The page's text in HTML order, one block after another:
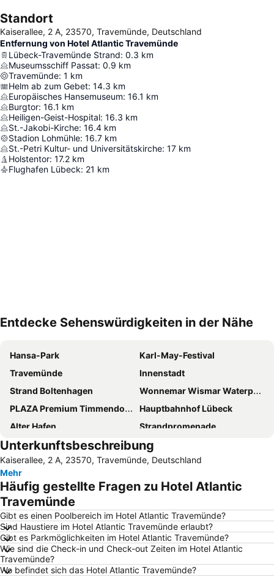
Standort
Kaiserallee, 2 A, 23570, Travemünde, Deutschland
Entfernung von Hotel Atlantic Travemünde
Lübeck-Travemünde Strand: 0.3 km
Museumsschiff Passat: 0.9 km
Travemünde: 1 km
Helm ab zum Gebet: 14.3 km
Europäisches Hansemuseum: 16.1 km
Burgtor: 16.1 km
Heiligen-Geist-Hospital: 16.3 km
St.-Jakobi-Kirche: 16.4 km
Stadion Lohmühle: 16.7 km
St.-Petri Kultur- und Universitätskirche: 17 km
Holstentor: 17.2 km
Flughafen Lübeck: 21 km
Entdecke Sehenswürdigkeiten in der Nähe
Hansa-Park
Karl-May-Festival
Travemünde
Innenstadt
Strand Boltenhagen
Wonnemar Wismar Waterpark and Spa
PLAZA Premium Timmendorfer Strand
Hauptbahnhof Lübeck
Alter Hafen
Strandpromenade
Ratzeburger See
Ostseebad Boltenhagen Strandklinik
Lübecker Weihnachtsmarkt
Kalkberghöhlen
Lake Selent
Musik- und Kongreßhalle Lübeck
Timmendorf - Poel
Niendorfer Hafentage und Fischmarkt
Holstentor
Altstadt
Skandinavienkai
Ostsee-Therme
Deutsche smart Beach-Volleyball Meisterschaften
Seeblick
Wismar West
Unterkunftsbeschreibung
Kaiserallee, 2 A, 23570, Travemünde, Deutschland
Mehr
Häufig gestellte Fragen zu Hotel Atlantic
Travemünde
Gibt es einen Poolbereich im Hotel Atlantic Travemünde?
Sind Haustiere im Hotel Atlantic Travemünde erlaubt?
Gibt es Parkmöglichkeiten im Hotel Atlantic Travemünde?
Wie sind die Check-in und Check-out Zeiten im Hotel Atlantic
Travemünde?
Wo befindet sich das Hotel Atlantic Travemünde?